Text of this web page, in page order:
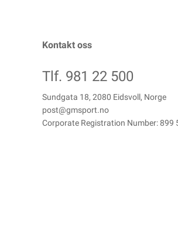
Kontakt oss
Tlf. 981 22 500
Sundgata 18, 2080 Eidsvoll, Norge
post@gmsport.no
Corporate Registration Number: 899